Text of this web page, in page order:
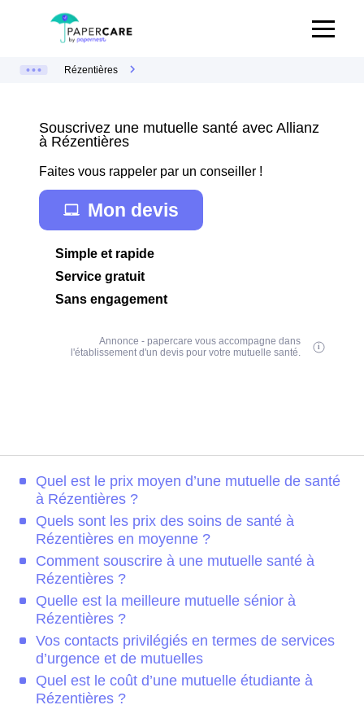
Rézentières
Souscrivez une mutuelle santé avec Allianz
à Rézentières
Faites vous rappeler par un conseiller !
Mon devis
Simple et rapide
Service gratuit
Sans engagement
Annonce - papercare vous accompagne dans
l'établissement d'un devis pour votre mutuelle santé.
Quel est le prix moyen d’une mutuelle de santé
à Rézentières ?
Quels sont les prix des soins de santé à
Rézentières en moyenne ?
Comment souscrire à une mutuelle santé à
Rézentières ?
Quelle est la meilleure mutuelle sénior à
Rézentières ?
Vos contacts privilégiés en termes de services
d’urgence et de mutuelles
Quel est le coût d’une mutuelle étudiante à
Rézentières ?